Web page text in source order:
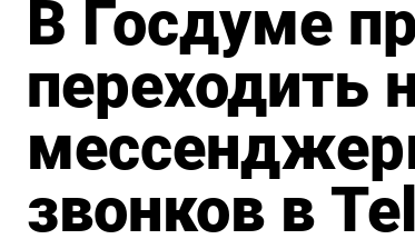
В Госдуме
переходить
звонков в